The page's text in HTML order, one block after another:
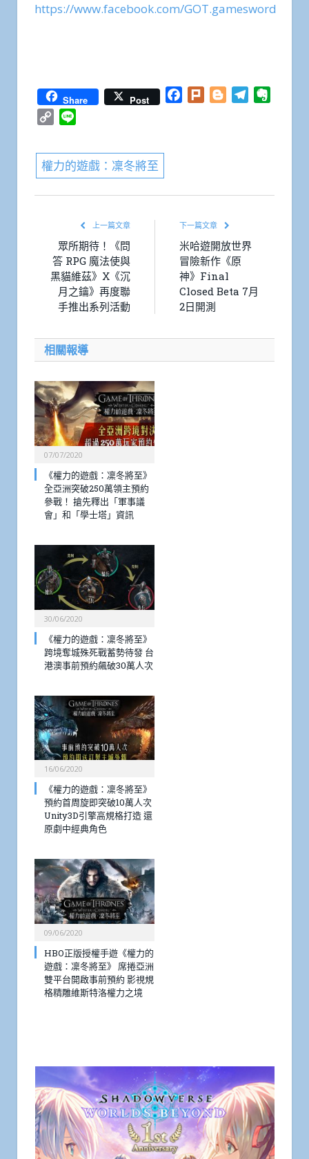
https://www.facebook.com/GOT.gamesword
享
Share Post Facebook
Plurk BloggerTelegram
Copy
權力的遊戲：凜冬將至
上一篇文章
眾所期待！《問
答 RPG 魔法使與
黑貓維茲》X《沉
月之鑰》再度聯
手推出系列活動
下一篇文章
米哈遊開放世界
冒險新作《原
神》Final
Closed Beta 7月
2日開測
相關報導
07/07/2020
《權力的遊戲：凜冬將至》
全亞洲突破250萬領主預約
參戰！ 搶先釋出「軍事議
會」和「學士塔」資訊
30/06/2020
《權力的遊戲：凜冬將至》
跨境奪城殊死戰蓄勢待發 台
港澳事前預約飆破30萬人次
16/06/2020
《權力的遊戲：凜冬將至》
預約首周旋即突破10萬人次
Unity3D引擎高規格打造 還
原劇中經典角色
09/06/2020
HBO正版授權手遊《權力的
遊戲：凜冬將至》 席捲亞洲
雙平台開啟事前預約 影視規
格精雕維斯特洛權力之境